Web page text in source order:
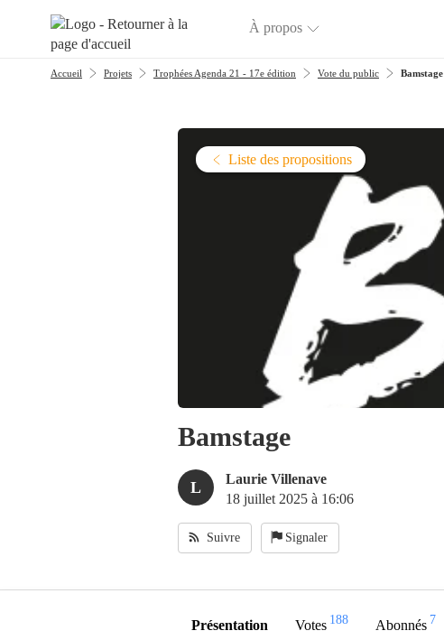
Aller au menu Aller au contenu
À propos
Accueil Projets Trophées Agenda 21 - 17e édition Vote du public Bamstage
Liste des propositions
Bamstage
L
Laurie Villenave
18 juillet 2025 à 16:06
Suivre Signaler
Présentation Votes 188 Abonnés 7